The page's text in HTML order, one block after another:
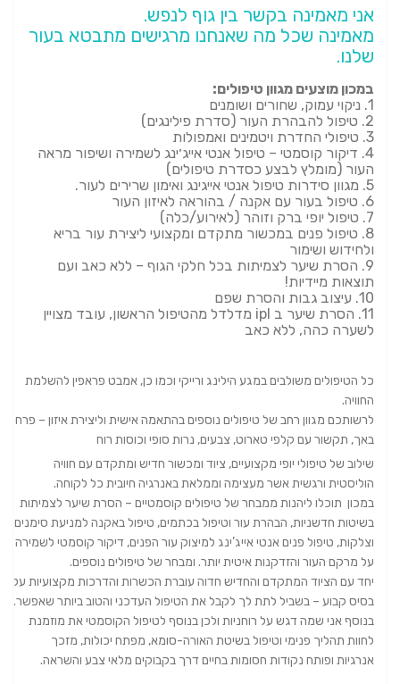
אני מאמינה בקשר בין גוף לנפש.
מאמינה שכל מה שאנחנו מרגישים מתבטא בעור
שלנו.
במכון מוצעים מגוון טיפולים:
1. ניקוי עמוק, שחורים ושומנים
2. טיפול להבהרת העור (סדרת פילינגים)
3. טיפולי החדרת ויטמינים ואמפולות
4. דיקור קוסמטי – טיפול אנטי אייג׳ינג לשמירה ושיפור מראה
העור (מומלץ לבצע כסדרת טיפולים)
5. מגוון סידרות טיפול אנטי אייגינג ואימון שרירים לעור.
6. טיפול בעור עם אקנה / בהוראה לאיזון העור
7. טיפול יופי ברק וזוהר (לאירוע/כלה)
8. טיפול פנים במכשור מתקדם ומקצועי ליצירת עור בריא
ולחידוש ושימור
9. הסרת שיער לצמיתות בכל חלקי הגוף – ללא כאב ועם
תוצאות מיידיות!
10. עיצוב גבות והסרת שפם
11. הסרת שיער ב ipl מדלדל מהטיפול הראשון, עובד מצויין
לשערה כהה, ללא כאב
כל הטיפולים משולבים במגע הילינג ורייקי וכמו כן, אמבט פראפין להשלמת
החוויה.
לרשותכם מגוון רחב של טיפולים נוספים בהתאמה אישית וליצירת איזון – פרחי
באך, תקשור עם קלפי טארוט, צבעים, נרות סופי וכוסות רוח
שילוב של טיפולי יופי מקצועיים, ציוד ומכשור חדיש ומתקדם עם חוויה
הוליסטית ורגשית אשר מעצימה וממלאת באנרגיה חיובית כל לקוחה. ​
במכון תוכלו ליהנות ממבחר של טיפולים קוסמטיים – הסרת שיער לצמיתות
בשיטות חדשניות, הבהרת עור וטיפול בכתמים, טיפול באקנה למניעת סימנים
וצלקות, טיפול פנים אנטי אייג’ינג למיצוק עור הפנים, דיקור קוסמטי לשמירה
על מרקם העור והזדקנות איטית יותר. ומבחר של טיפולים נוספים.
יחד עם הציוד המתקדם והחדיש חדוה עוברת הכשרות והדרכות מקצועיות על
בסיס קבוע – בשביל לתת לך לקבל את הטיפול העדכני והטוב ביותר שאפשר.
בנוסף אני שמה דגש על רוחניות ולכן בנוסף לטיפול הקוסמטי את מוזמנת
לחוות תהליך פנימי וטיפול בשיטת האורה-סומא, מפתח יכולות, מזכך
אנרגיות ופותח נקודות חסומות בחיים דרך בקבוקים מלאי צבע והשראה.